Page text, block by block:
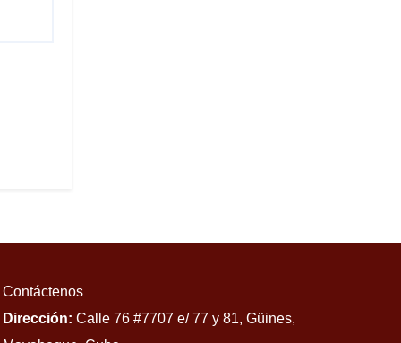
Contáctenos
Dirección: Calle 76 #7707 e/ 77 y 81, Güines,